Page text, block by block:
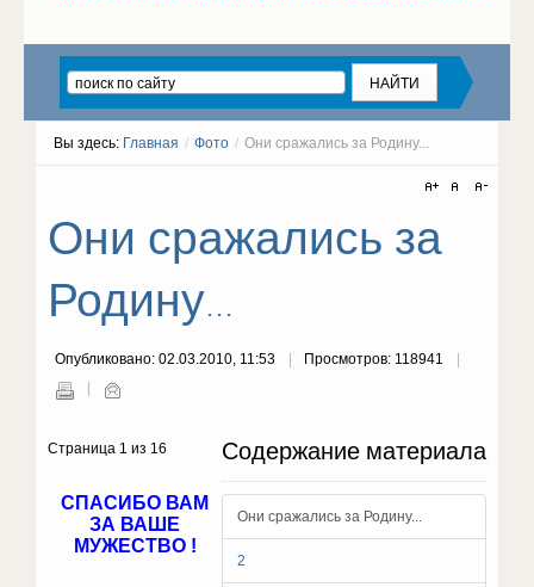
Вы здесь: Главная / Фото / Они сражались за Родину...
Они сражались за
Родину...
Опубликовано: 02.03.2010, 11:53 Просмотров: 118941
Содержание материала
Они сражались за Родину...
2
Страница 1 из 16
СПАСИБО ВАМ
ЗА ВАШЕ
МУЖЕСТВО !